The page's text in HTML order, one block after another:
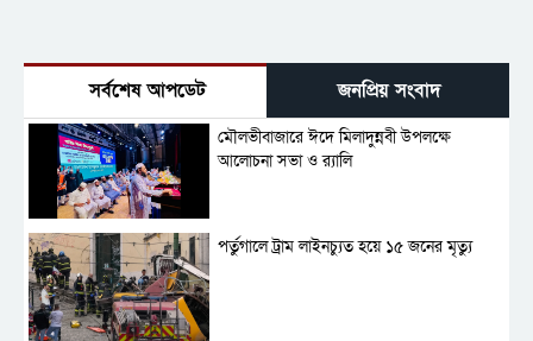
সর্বশেষ আপডেট জনপ্রিয় সংবাদ
মৌলভীবাজারে ঈদে মিলাদুন্নবী উপলক্ষে
আলোচনা সভা ও র‍্যালি
পর্তুগালে ট্রাম লাইনচ্যুত হয়ে ১৫ জনের মৃত্যু